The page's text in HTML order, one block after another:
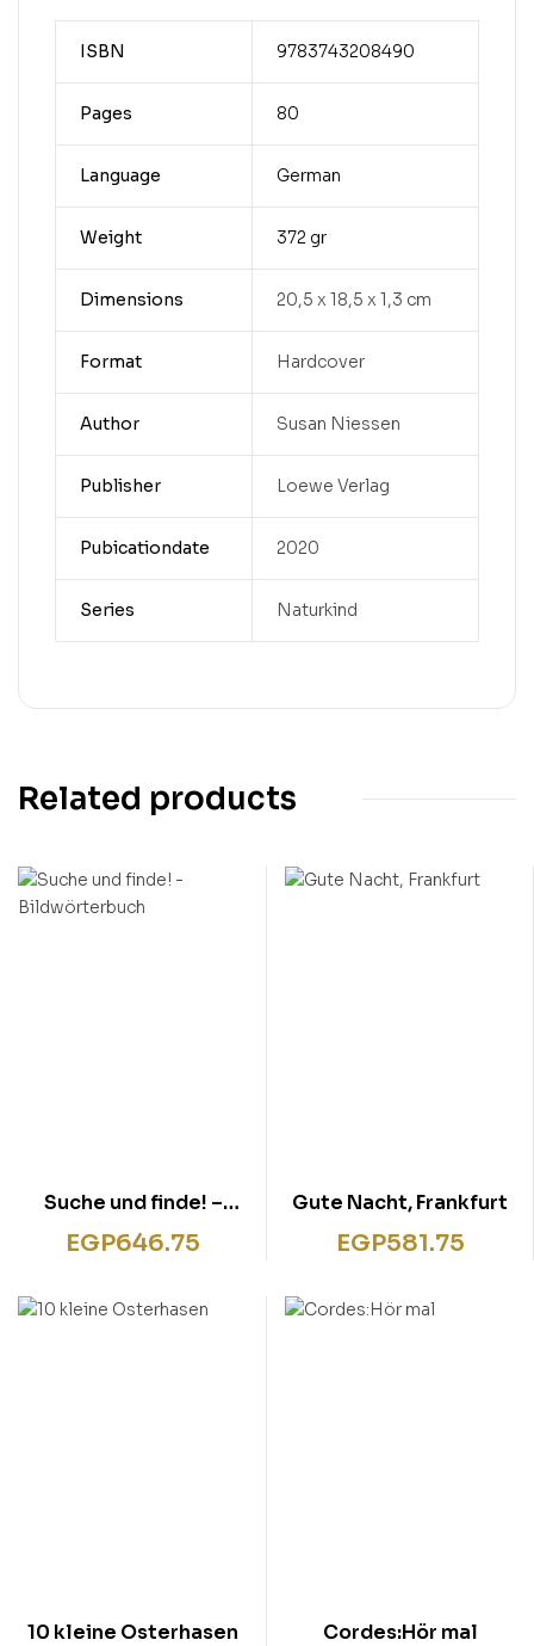
ISBN 9783743208490
Pages 80
Language German
Weight 372 gr
Dimensions 20,5 x 18,5 x 1,3 cm
Format Hardcover
Author Susan Niessen
Publisher Loewe Verlag
Pubicationdate 2020
Series Naturkind
Related products
Suche und finde! –
Bildwörterbuch
EGP646.75
Gute Nacht, Frankfurt
EGP581.75
10 kleine Osterhasen Cordes:Hör mal